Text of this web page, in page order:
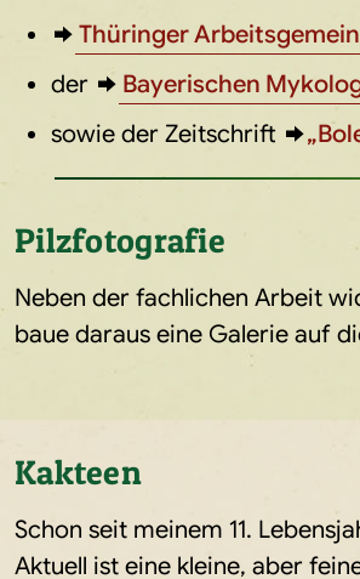
Thüringer
der
Bayerischen
sowie der Zeitschrift
Pilzfotografie
Neben der fachlichen Arbeit
baue daraus eine Galerie auf
Kakteen
Schon seit meinem 11.
Aktuell ist eine kleine, aber